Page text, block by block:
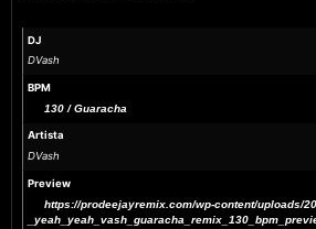
DJ
DVash
BPM
130 / Guaracha
Artista
DVash
Preview
https://prodeejayremix.com/wp-content/uploads/